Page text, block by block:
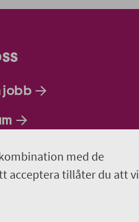
med de
acceptera tillåter du att vi
jobb
oss - Facebook